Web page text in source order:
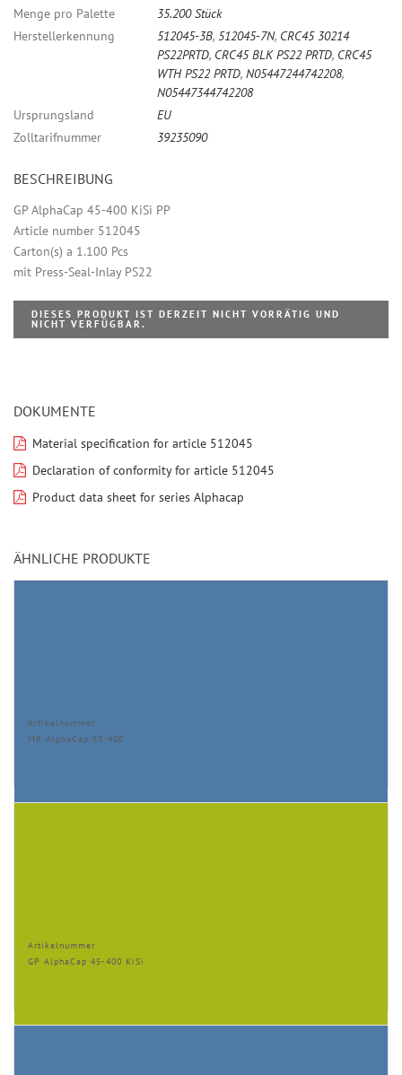
Menge pro Palette
35.200 Stück
Herstellerkennung
512045-3B, 512045-7N, CRC45 30214
PS22PRTD, CRC45 BLK PS22 PRTD, CRC45
WTH PS22 PRTD, N05447244742208,
N05447344742208
Ursprungsland
EU
Zolltarifnummer
39235090
BESCHREIBUNG
GP AlphaCap 45-400 KiSi PP
Article number 512045
Carton(s) a 1.100 Pcs
mit Press-Seal-Inlay PS22
DIESES PRODUKT IST DERZEIT NICHT VORRÄTIG UND
NICHT VERFÜGBAR.
DOKUMENTE
Material specification for article 512045
Declaration of conformity for article 512045
Product data sheet for series Alphacap
ÄHNLICHE PRODUKTE
Artikelnummer
MR AlphaCap 53-400
Artikelnummer
GP AlphaCap 45-400 KiSi